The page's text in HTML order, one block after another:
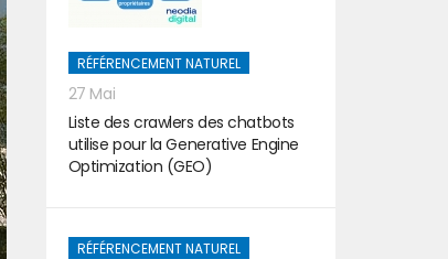
RÉFÉRENCEMENT NATUREL
27 Mai
Liste des crawlers des chatbots
utilise pour la Generative Engine
Optimization (GEO)
RÉFÉRENCEMENT NATUREL